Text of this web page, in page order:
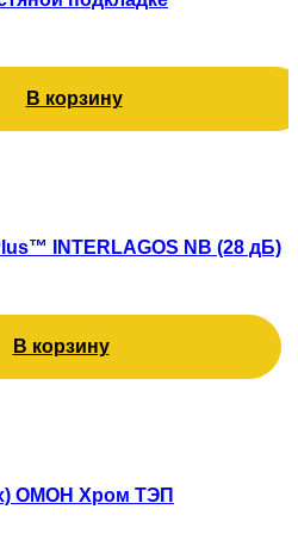
В корзину
INTERLAGOS NB (28 дБ)
В корзину
ОМОН Хром ТЭП